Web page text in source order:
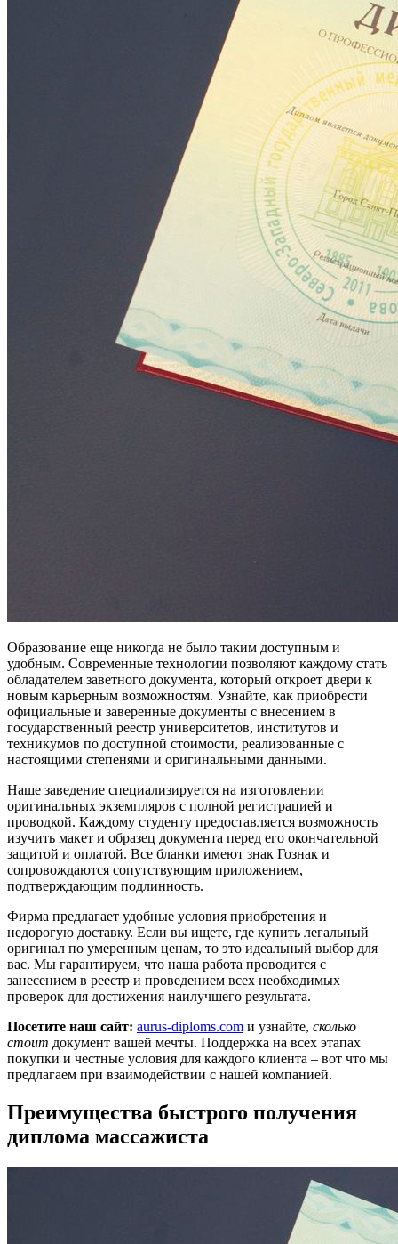
Образование еще никогда не было таким доступным и
удобным. Современные технологии позволяют каждому стать
обладателем заветного документа, который откроет двери к
новым карьерным возможностям. Узнайте, как приобрести
официальные и заверенные документы с внесением в
государственный реестр университетов, институтов и
техникумов по доступной стоимости, реализованные с
настоящими степенями и оригинальными данными.
Наше заведение специализируется на изготовлении
оригинальных экземпляров с полной регистрацией и
проводкой. Каждому студенту предоставляется возможность
изучить макет и образец документа перед его окончательной
защитой и оплатой. Все бланки имеют знак Гознак и
сопровождаются сопутствующим приложением,
подтверждающим подлинность.
Фирма предлагает удобные условия приобретения и
недорогую доставку. Если вы ищете, где купить легальный
оригинал по умеренным ценам, то это идеальный выбор для
вас. Мы гарантируем, что наша работа проводится с
занесением в реестр и проведением всех необходимых
проверок для достижения наилучшего результата.
Посетите наш сайт: aurus-diploms.com и узнайте, сколько
стоит документ вашей мечты. Поддержка на всех этапах
покупки и честные условия для каждого клиента – вот что мы
предлагаем при взаимодействии с нашей компанией.
Преимущества быстрого получения
диплома массажиста